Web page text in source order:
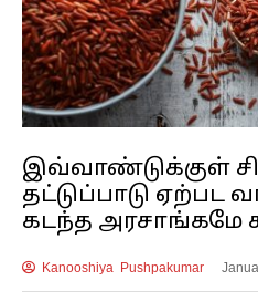
இவ்வாண்டுக்குள்
தட்டுப்பாடு ஏற்பட
கடந்த அரசாங்கமே
Kanooshiya Pushpakumar